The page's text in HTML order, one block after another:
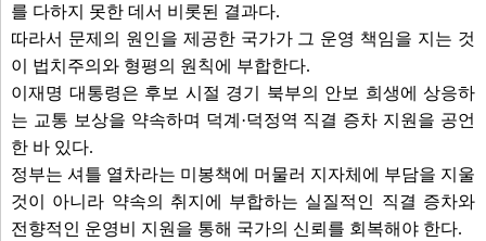
를 다하지 못한 데서 비롯된 결과다.
따라서 문제의 원인을 제공한 국가가 그 운영 책임을 지는 것
이 법치주의와 형평의 원칙에 부합한다.
이재명 대통령은 후보 시절 경기 북부의 안보 희생에 상응하
는 교통 보상을 약속하며 덕계·덕정역 직결 증차 지원을 공언
한 바 있다.
정부는 셔틀 열차라는 미봉책에 머물러 지자체에 부담을 지울
것이 아니라 약속의 취지에 부합하는 실질적인 직결 증차와
전향적인 운영비 지원을 통해 국가의 신뢰를 회복해야 한다.